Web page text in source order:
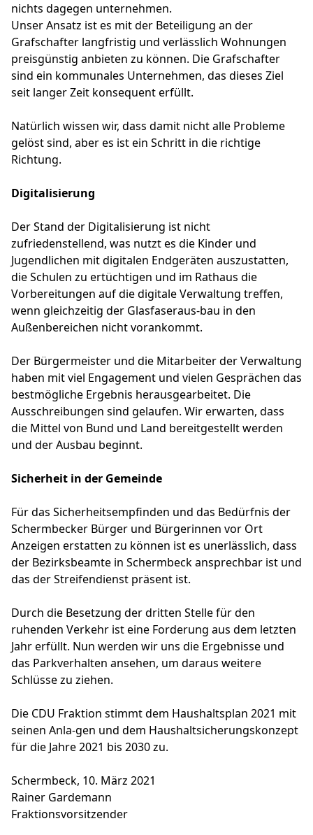
nichts dagegen unternehmen.
Unser Ansatz ist es mit der Beteiligung an der
Grafschafter langfristig und verlässlich Wohnungen
preisgünstig anbieten zu können. Die Grafschafter
sind ein kommunales Unternehmen, das dieses Ziel
seit langer Zeit konsequent erfüllt.
Natürlich wissen wir, dass damit nicht alle Probleme
gelöst sind, aber es ist ein Schritt in die richtige
Richtung.
Digitalisierung
Der Stand der Digitalisierung ist nicht
zufriedenstellend, was nutzt es die Kinder und
Jugendlichen mit digitalen Endgeräten auszustatten,
die Schulen zu ertüchtigen und im Rathaus die
Vorbereitungen auf die digitale Verwaltung treffen,
wenn gleichzeitig der Glasfaseraus-bau in den
Außenbereichen nicht vorankommt.
Der Bürgermeister und die Mitarbeiter der Verwaltung
haben mit viel Engagement und vielen Gesprächen das
bestmögliche Ergebnis herausgearbeitet. Die
Ausschreibungen sind gelaufen. Wir erwarten, dass
die Mittel von Bund und Land bereitgestellt werden
und der Ausbau beginnt.
Sicherheit in der Gemeinde
Für das Sicherheitsempfinden und das Bedürfnis der
Schermbecker Bürger und Bürgerinnen vor Ort
Anzeigen erstatten zu können ist es unerlässlich, dass
der Bezirksbeamte in Schermbeck ansprechbar ist und
das der Streifendienst präsent ist.
Durch die Besetzung der dritten Stelle für den
ruhenden Verkehr ist eine Forderung aus dem letzten
Jahr erfüllt. Nun werden wir uns die Ergebnisse und
das Parkverhalten ansehen, um daraus weitere
Schlüsse zu ziehen.
Die CDU Fraktion stimmt dem Haushaltsplan 2021 mit
seinen Anla-gen und dem Haushaltsicherungskonzept
für die Jahre 2021 bis 2030 zu.
Schermbeck, 10. März 2021
Rainer Gardemann
Fraktionsvorsitzender